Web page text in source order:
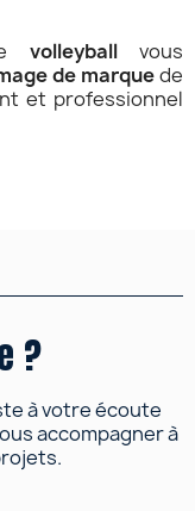
volleyballvous
de marquede
et professionnel
?
à votre écoute
accompagner à